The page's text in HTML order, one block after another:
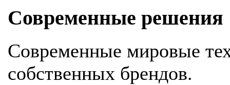
Современные решения
Современные мировые
собственных брендов.